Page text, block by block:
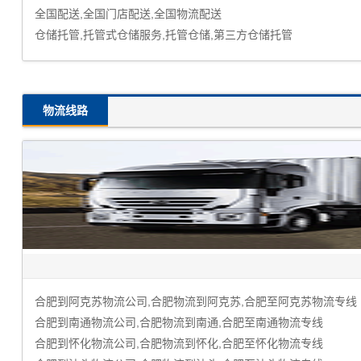
国内到香港物流,内地至香港货运,物流到香港,香港物流专线
危化品运输_危险品运输物流_危险品运输公司
物流线路
合肥到阿克苏物流公司,合肥物流到阿克苏,合肥至阿克苏物流专线
合肥到南通物流公司,合肥物流到南通,合肥至南通物流专线
合肥到怀化物流公司,合肥物流到怀化,合肥至怀化物流专线